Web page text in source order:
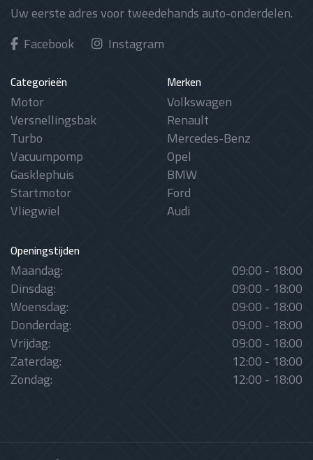
Uw eerste adres voor tweedehands auto-onderdelen.
Facebook
Instagram
Categorieën
Motor
Versnellingsbak
Turbo
Vacuumpomp
Gasklephuis
Startmotor
Vliegwiel
Merken
Volkswagen
Renault
Mercedes-Benz
Opel
BMW
Ford
Audi
Openingstijden
Maandag: 09:00 - 18:00
Dinsdag: 09:00 - 18:00
Woensdag: 09:00 - 18:00
Donderdag: 09:00 - 18:00
Vrijdag: 09:00 - 18:00
Zaterdag: 12:00 - 18:00
Zondag: 12:00 - 18:00